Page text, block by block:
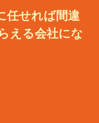
任せれば間違
える会社にな